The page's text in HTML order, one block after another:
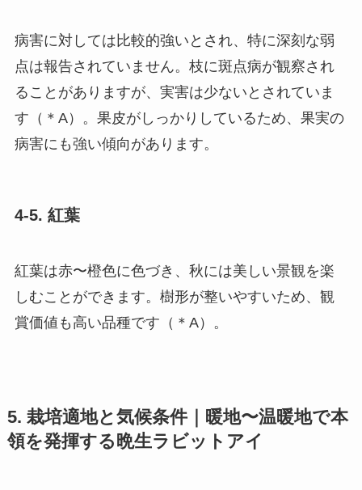
病害に対しては比較的強いとされ、特に深刻な弱
点は報告されていません。枝に斑点病が観察され
ることがありますが、実害は少ないとされていま
す（＊A）。果皮がしっかりしているため、果実の
病害にも強い傾向があります。
4-5. 紅葉
紅葉は赤〜橙色に色づき、秋には美しい景観を楽
しむことができます。樹形が整いやすいため、観
賞価値も高い品種です（＊A）。
5. 栽培適地と気候条件｜暖地〜温暖地で本
領を発揮する晩生ラビットアイ